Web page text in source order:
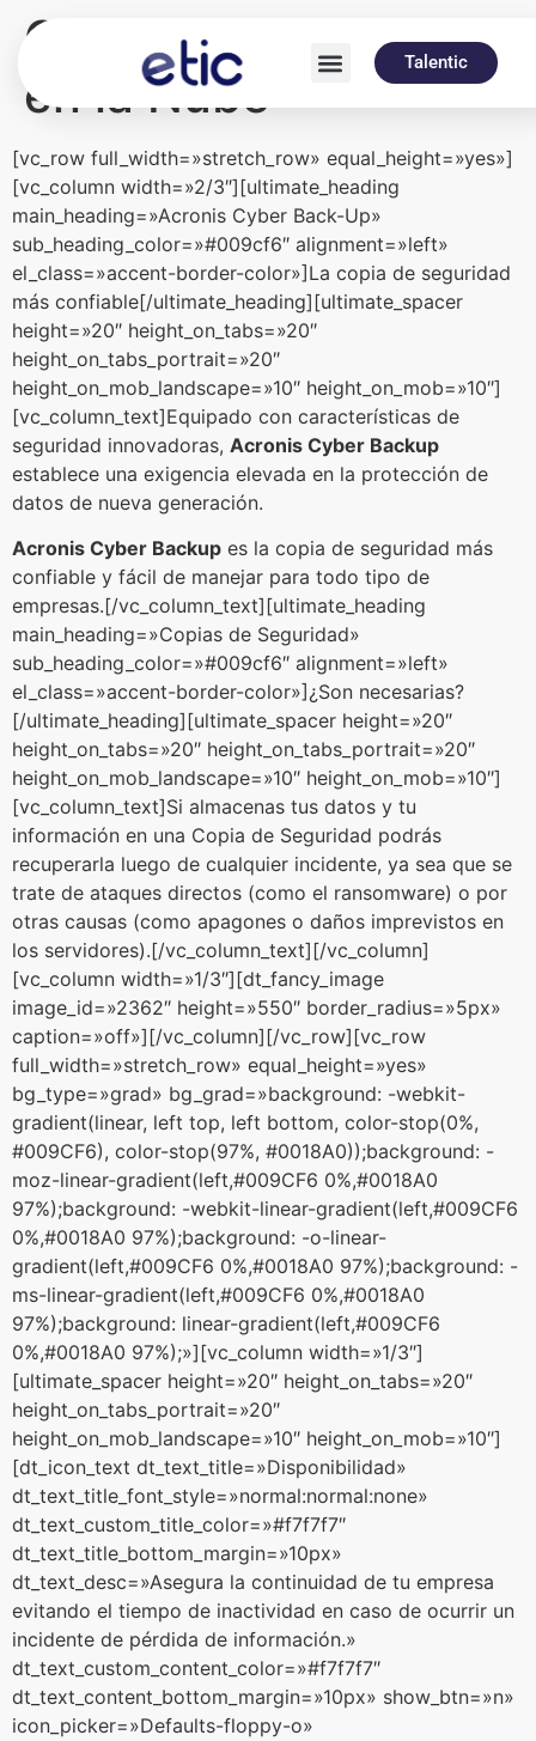
Talentic
Copias de Seguridad
en la Nube
[vc_row full_width=»stretch_row» equal_height=»yes»]
[vc_column width=»2/3″][ultimate_heading
main_heading=»Acronis Cyber Back-Up»
sub_heading_color=»#009cf6″ alignment=»left»
el_class=»accent-border-color»]La copia de seguridad
más confiable[/ultimate_heading][ultimate_spacer
height=»20″ height_on_tabs=»20″
height_on_tabs_portrait=»20″
height_on_mob_landscape=»10″ height_on_mob=»10″]
[vc_column_text]Equipado con características de
seguridad innovadoras, Acronis Cyber Backup
establece una exigencia elevada en la protección de
datos de nueva generación.
Acronis Cyber Backup es la copia de seguridad más
confiable y fácil de manejar para todo tipo de
empresas.[/vc_column_text][ultimate_heading
main_heading=»Copias de Seguridad»
sub_heading_color=»#009cf6″ alignment=»left»
el_class=»accent-border-color»]¿Son necesarias?
[/ultimate_heading][ultimate_spacer height=»20″
height_on_tabs=»20″ height_on_tabs_portrait=»20″
height_on_mob_landscape=»10″ height_on_mob=»10″]
[vc_column_text]Si almacenas tus datos y tu
información en una Copia de Seguridad podrás
recuperarla luego de cualquier incidente, ya sea que se
trate de ataques directos (como el ransomware) o por
otras causas (como apagones o daños imprevistos en
los servidores).[/vc_column_text][/vc_column]
[vc_column width=»1/3″][dt_fancy_image
image_id=»2362″ height=»550″ border_radius=»5px»
caption=»off»][/vc_column][/vc_row][vc_row
full_width=»stretch_row» equal_height=»yes»
bg_type=»grad» bg_grad=»background: -webkit-
gradient(linear, left top, left bottom, color-stop(0%,
#009CF6), color-stop(97%, #0018A0));background: -
moz-linear-gradient(left,#009CF6 0%,#0018A0
97%);background: -webkit-linear-gradient(left,#009CF6
0%,#0018A0 97%);background: -o-linear-
gradient(left,#009CF6 0%,#0018A0 97%);background: -
ms-linear-gradient(left,#009CF6 0%,#0018A0
97%);background: linear-gradient(left,#009CF6
0%,#0018A0 97%);»][vc_column width=»1/3″]
[ultimate_spacer height=»20″ height_on_tabs=»20″
height_on_tabs_portrait=»20″
height_on_mob_landscape=»10″ height_on_mob=»10″]
[dt_icon_text dt_text_title=»Disponibilidad»
dt_text_title_font_style=»normal:normal:none»
dt_text_custom_title_color=»#f7f7f7″
dt_text_title_bottom_margin=»10px»
dt_text_desc=»Asegura la continuidad de tu empresa
evitando el tiempo de inactividad en caso de ocurrir un
incidente de pérdida de información.»
dt_text_custom_content_color=»#f7f7f7″
dt_text_content_bottom_margin=»10px» show_btn=»n»
icon_picker=»Defaults-floppy-o»